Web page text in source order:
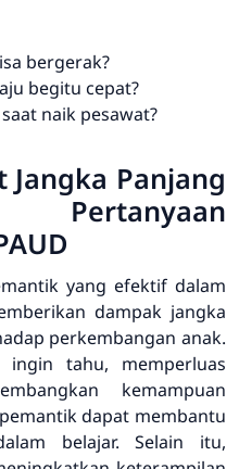
bergerak?
begitu cepat?
naik pesawat?
Panjang
Pertanyaan
yang efektif dalam
dampak jangka
perkembangan anak.
ingin tahu, memperluas
kemampuan
dapat membantu
belajar. Selain itu,